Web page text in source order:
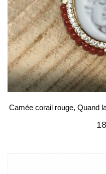
Camée corail rouge, Quand